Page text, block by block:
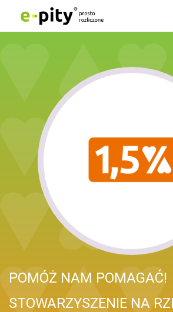
POMÓŻ NAM POMAGAĆ!
STOWARZYSZENIE NA